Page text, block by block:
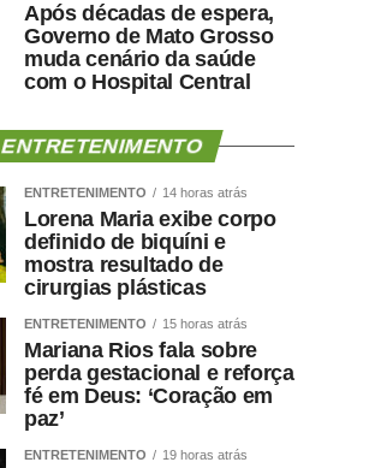
Após décadas de espera,
Governo de Mato Grosso
muda cenário da saúde
com o Hospital Central
ENTRETENIMENTO
ENTRETENIMENTO 14 horas atrás
Lorena Maria exibe corpo
definido de biquíni e
mostra resultado de
cirurgias plásticas
ENTRETENIMENTO 15 horas atrás
Mariana Rios fala sobre
perda gestacional e reforça
fé em Deus: ‘Coração em
paz’
ENTRETENIMENTO 19 horas atrás